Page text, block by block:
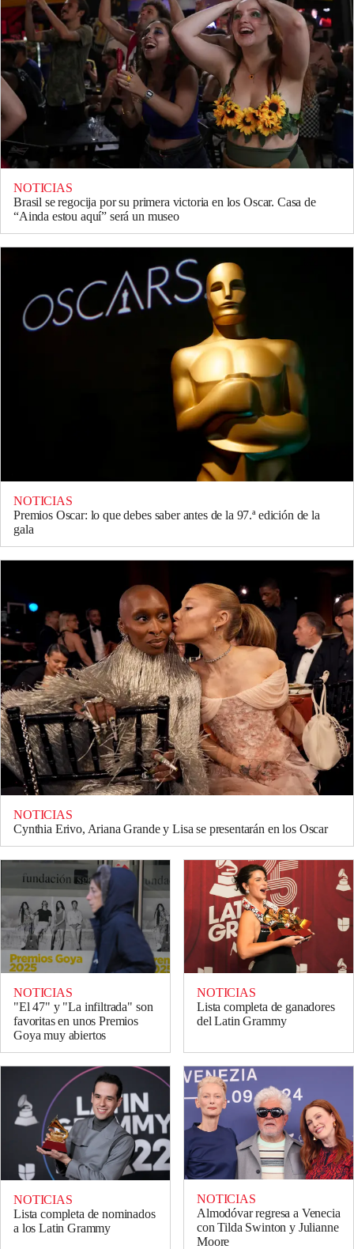
NOTICIAS
Brasil se regocija por su primera victoria en los Oscar. Casa de
“Ainda estou aquí” será un museo
NOTICIAS
Premios Oscar: lo que debes saber antes de la 97.ª edición de la
gala
NOTICIAS
Cynthia Erivo, Ariana Grande y Lisa se presentarán en los Oscar
NOTICIAS
"El 47" y "La infiltrada" son
favoritas en unos Premios
Goya muy abiertos
NOTICIAS
Lista completa de ganadores
del Latin Grammy
NOTICIAS
Lista completa de nominados
a los Latin Grammy
NOTICIAS
Almodóvar regresa a Venecia
con Tilda Swinton y Julianne
Moore